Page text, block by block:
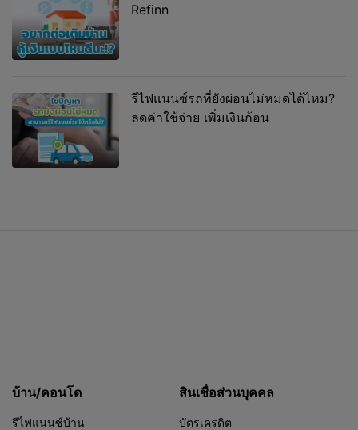
Refinn
รีไฟแนนซ์รถที่ยังผ่อนไม่หมดได้ไหม?
ลดค่าใช้จ่าย เพิ่มเงินก้อน
บ้าน/คอนโด
รีไฟแนนซ์บ้าน
สินเชื่อส่วนบุคคล
บัตรเครดิต